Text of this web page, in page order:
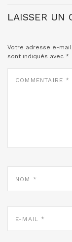
LAISSER UN
Votre adresse e-
sont indiqués avec *
MAIL